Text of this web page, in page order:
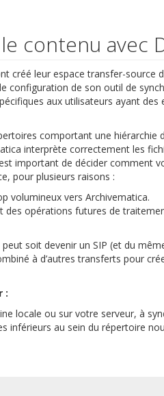
contenu avec
créé leur espace transfer-source
configuration de son outil de
aux utilisateurs ayant
comportant une hiérarchie
interprète correctement les
important de décider comment
pour plusieurs raisons :
volumineux vers Archivematica.
des opérations futures de
soit devenir un SIP (et du
à d’autres transferts pour
:
locale ou sur votre serveur, à
inférieurs au sein du répertoire